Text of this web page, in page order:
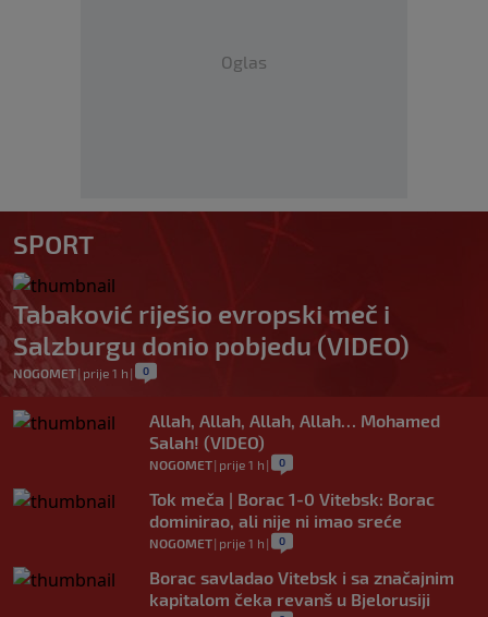
Oglas
SPORT
Tabaković riješio evropski meč i
Salzburgu donio pobjedu (VIDEO)
NOGOMET| prije 1 h | 0
Allah, Allah, Allah, Allah… Mohamed
Salah! (VIDEO)
NOGOMET| prije 1 h | 0
Tok meča | Borac 1-0 Vitebsk: Borac
dominirao, ali nije ni imao sreće
NOGOMET| prije 1 h | 0
Borac savladao Vitebsk i sa značajnim
kapitalom čeka revanš u Bjelorusiji